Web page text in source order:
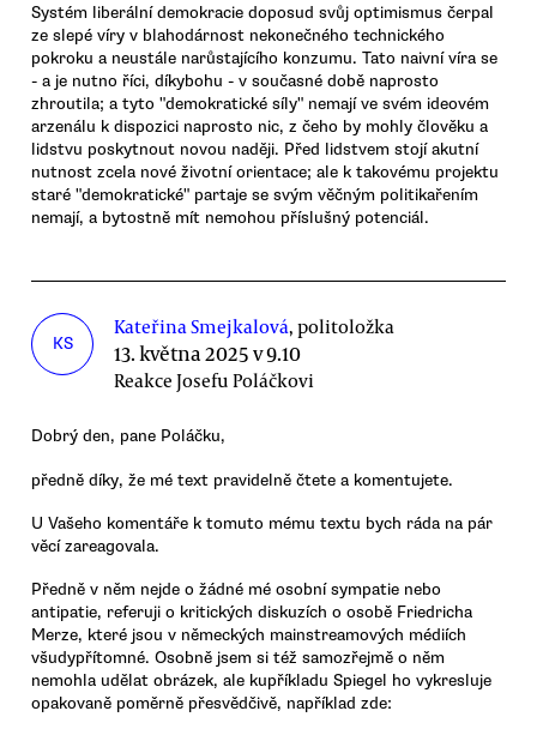
Systém liberální demokracie doposud svůj optimismus čerpal
ze slepé víry v blahodárnost nekonečného technického
pokroku a neustále narůstajícího konzumu. Tato naivní víra se
- a je nutno říci, díkybohu - v současné době naprosto
zhroutila; a tyto "demokratické síly" nemají ve svém ideovém
arzenálu k dispozici naprosto nic, z čeho by mohly člověku a
lidstvu poskytnout novou naději. Před lidstvem stojí akutní
nutnost zcela nové životní orientace; ale k takovému projektu
staré "demokratické" partaje se svým věčným politikařením
nemají, a bytostně mít nemohou příslušný potenciál.
KS
Kateřina Smejkalová, politoložka
13. května 2025 v 9.10
Reakce Josefu Poláčkovi
Dobrý den, pane Poláčku,
předně díky, že mé text pravidelně čtete a komentujete.
U Vašeho komentáře k tomuto mému textu bych ráda na pár
věcí zareagovala.
Předně v něm nejde o žádné mé osobní sympatie nebo
antipatie, referuji o kritických diskuzích o osobě Friedricha
Merze, které jsou v německých mainstreamových médiích
všudypřítomné. Osobně jsem si též samozřejmě o něm
nemohla udělat obrázek, ale kupříkladu Spiegel ho vykresluje
opakovaně poměrně přesvědčivě, například zde: